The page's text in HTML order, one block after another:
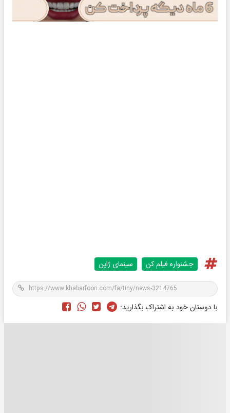
جشنواره فیلم کن سینمای ژاپن
با دوستان خود به اشتراک بگذارید: